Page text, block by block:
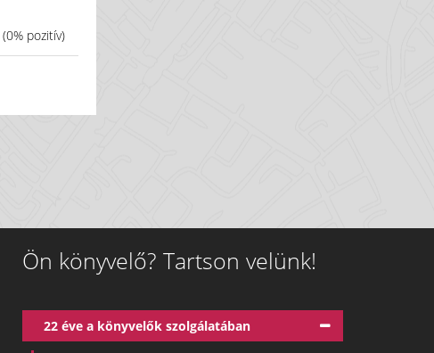
(0% pozitív)
Ön könyvelő? Tartson velünk!
22 éve a könyvelők szolgálatában